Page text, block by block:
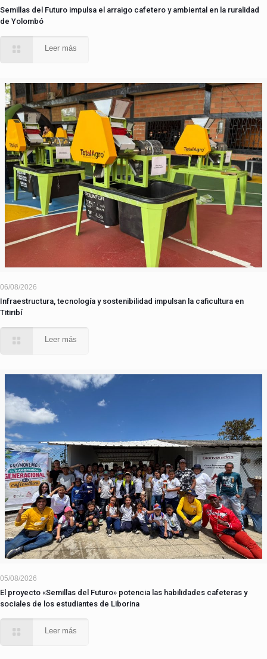
Semillas del Futuro impulsa el arraigo cafetero y ambiental en la ruralidad
de Yolombó
Leer más
06/08/2026
Infraestructura, tecnología y sostenibilidad impulsan la caficultura en
Titiribí
Leer más
05/08/2026
El proyecto «Semillas del Futuro» potencia las habilidades cafeteras y
sociales de los estudiantes de Liborina
Leer más